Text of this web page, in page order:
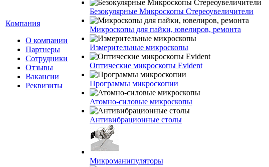
Компания
О компании
Партнеры
Сотрудники
Отзывы
Вакансии
Реквизиты
Безокулярные Микроскопы Стереоувеличители
Микроскопы для пайки, ювелиров, ремонта
Измерительные микроскопы
Оптические микроскопы Evident
Программы микроскопии
Атомно-силовые микроскопы
Антивибрационные столы
Микроманипуляторы